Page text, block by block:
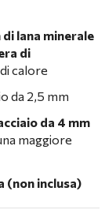
di lana minerale
di
calore
da 2,5 mm
da 4 mm
maggiore
(non inclusa)